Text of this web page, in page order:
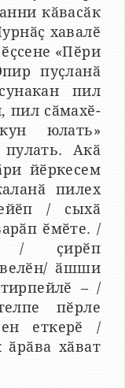
кӑвасӑк
хавалӗ
«Пӗри
пуҫланӑ
пил
пил сӑмахӗ-
юлать»
Акӑ
йӗркесем
пилех
/ сыхӑ
ӗмӗте. /
/ ҫирӗп
ӑшши
– /
пӗрле
еткерӗ /
хӑват